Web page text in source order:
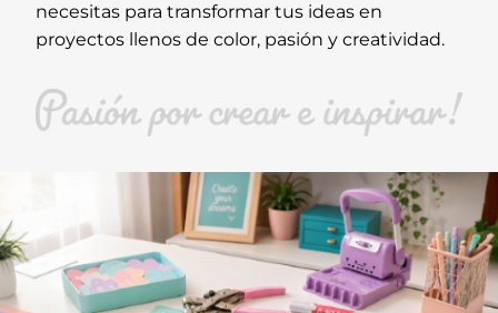
necesitas para transformar tus ideas en
proyectos llenos de color, pasión y creatividad.